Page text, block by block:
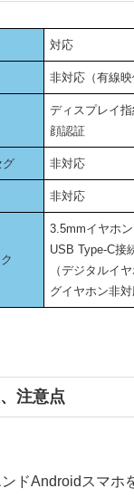
対応
非対応（有線映
ディスプレイ
顔認証
グ 非対応
非対応
3.5mmイヤホ
USB Type-C接
（デジタルイ
グイヤホン非対
注意点
ドAndroidスマホ